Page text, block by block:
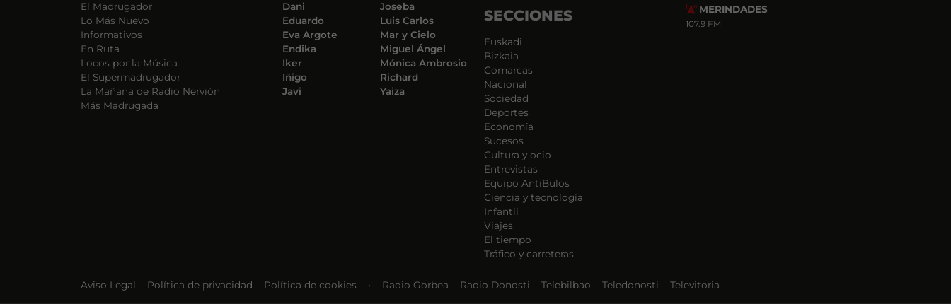
El Madrugador
Lo Más Nuevo
Informativos
En Ruta
Locos por la Música
El Supermadrugador
La Mañana de Radio Nervión
Más Madrugada
Dani
Eduardo
Eva Argote
Endika
Iker
Iñigo
Javi
Joseba
Luis Carlos
Mar y Cielo
Miguel Ángel
Mónica Ambrosio
Richard
Yaiza
SECCIONES
Euskadi
Bizkaia
Comarcas
Nacional
Sociedad
Deportes
Economía
Sucesos
Cultura y ocio
Entrevistas
Equipo AntiBulos
Ciencia y tecnología
Infantil
Viajes
El tiempo
Tráfico y carreteras
MERINDADES
107.9 FM
Aviso Legal Política de privacidad Política de cookies • Radio Gorbea Radio Donosti Telebilbao Teledonosti Televitoria